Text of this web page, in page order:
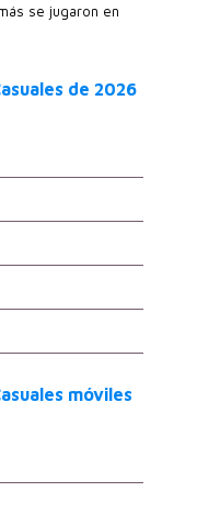
se jugaron en
de 2026
móviles